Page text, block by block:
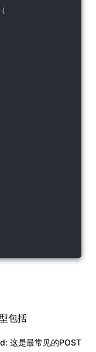
包括
这是最常见的POST